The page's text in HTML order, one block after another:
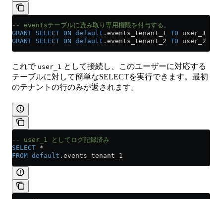
-- eventsテーブルに読み取り専用権限を付与する。
GRANT SELECT ON default .events_tenant_1 TO user_1
GRANT SELECT ON default .events_tenant_2 TO user_2
これで user_1 として接続し、このユーザーに対応する
テーブルに対して簡単なSELECTを実行できます。最初
のテナントの行のみが返されます。
-- user_1 としてログ記録済み
SELECT *
FROM default .events_tenant_1